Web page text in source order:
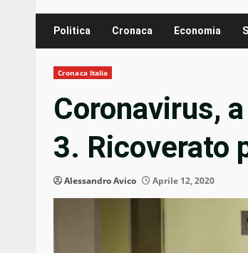
Politica Cronaca Economia
Cronaca Italia
Coronavirus,
3. Ricoverato
Alessandro Avico Aprile 12, 2020